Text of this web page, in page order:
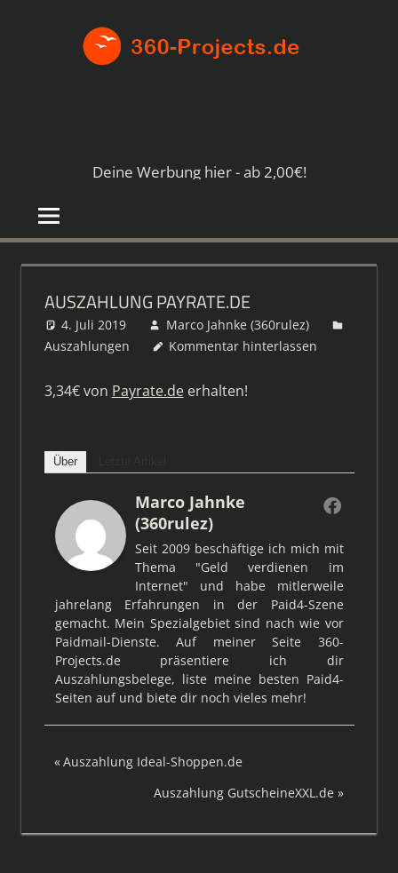
Deine Werbung hier - ab 2,00€!
AUSZAHLUNG PAYRATE.DE
4. Juli 2019
Marco Jahnke (360rulez)
Auszahlungen
Kommentar hinterlassen
3,34€ von Payrate.deerhalten!
Über
Marco Jahnke
(360rulez)
Seit 2009 beschäftige ich mich mit
Thema "Geld verdienen im
Internet" und habe mitlerweile
jahrelang Erfahrungen in der Paid4-Szene
gemacht. Mein Spezialgebiet sind nach wie vor
Paidmail-Dienste. Auf meiner Seite 360-
Projects.de präsentiere ich dir
Auszahlungsbelege, liste meine besten Paid4-
Seiten auf und biete dir noch vieles mehr!
Beitragsnavigation
Vorheriger
Auszahlung Ideal-Shoppen.de
Nächster
Auszahlung GutscheineXXL.de